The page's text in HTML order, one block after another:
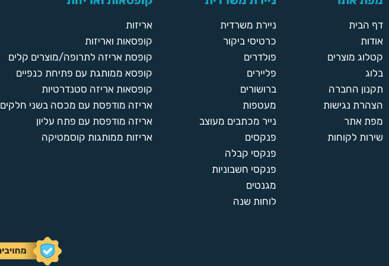
דף הבית
אודות
קטלוג מוצרים
בלוג
תקנון החברה
הצהרת נגישות
מפת אתר
שירות לקוחות
ניירת משרדית
כרטיסי ביקור
פולדרים
פליירים
ברושורים
מעטפות
נייר מכתבים מעוצב
פנקסים
פנקסי קבלה
פנקסי חשבוניות
מגנטים
לוחות שנה
אריזות
קופסאות ואריזות
קופסת אריזה לתרופה/מוצרים קלים
קופסא ממותגת עם פתיחת כנפיים
קופסאות אריזה סטנדרטיות
אריזה מודפסת עם מכסה בשני חלקים
אריזה מודפסת עם פתח עליון
אריזות ממותגות קוסמטיקה